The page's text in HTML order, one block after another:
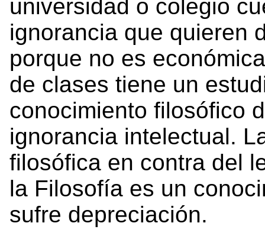
universidad o colegio
ignorancia que quieren
porque no es
de clases tiene un
conocimiento filosófico
ignorancia intelectual.
filosófica en contra del
la Filosofía es un
sufre depreciación.